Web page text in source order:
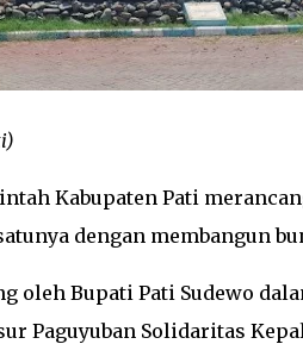
Kabupaten Pati
dengan membangun
oleh Bupati Pati Sudewo
Paguyuban Solidaritas